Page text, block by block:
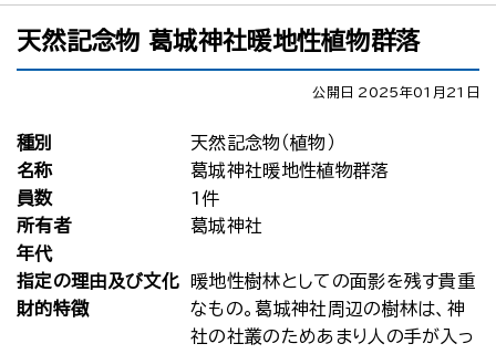
天然記念物 葛城神社暖地性植物群落
公開日 2025年01月21日
種別
天然記念物（植物）
名称
葛城神社暖地性植物群落
員数
1件
所有者
葛城神社
年代
指定の理由及び文化
財的特徴
暖地性樹林としての面影を残す貴重
なもの。葛城神社周辺の樹林は、神
社の社叢のためあまり人の手が入っ